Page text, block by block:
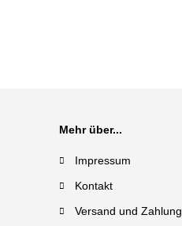
Mehr über...
Impressum
Kontakt
Versand und Zahlung